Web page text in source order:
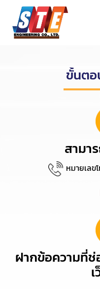
ขั้นตอ
สามา
หมายเลข
ฝากข้อความที่